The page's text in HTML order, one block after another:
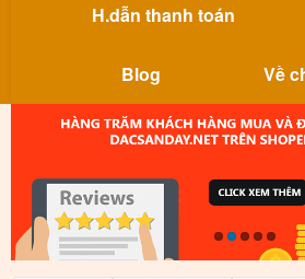
H.dẫn thanh toán
Blog Về